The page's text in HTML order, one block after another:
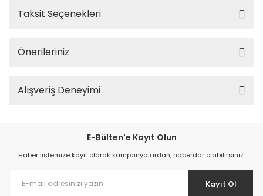
Taksit Seçenekleri
Önerileriniz
Alışveriş Deneyimi
E-Bülten'e Kayıt Olun
Haber listemize kayıt olarak kampanyalardan, haberdar olabilirsiniz.
Kayıt Ol